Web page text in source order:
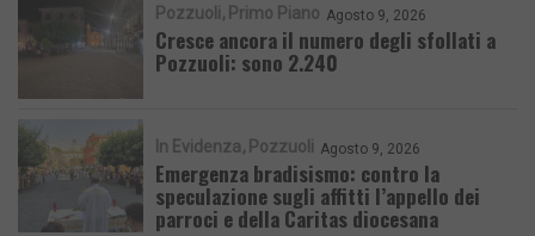
Pozzuoli Primo Piano Agosto 9, 2026
Cresce ancora il numero degli sfollati a
Pozzuoli: sono 2.240
In Evidenza Pozzuoli Agosto 9, 2026
Emergenza bradisismo: contro la
speculazione sugli affitti l’appello dei
parroci e della Caritas diocesana